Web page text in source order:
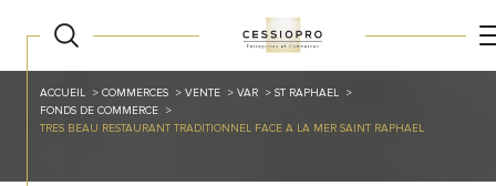
ACCUEIL COMMERCES VENTE VAR
ST RAPHAEL
FONDS DE COMMERCE
TRES BEAU RESTAURANT TRADITIONNEL FACE A LA MER SAINT RAPHAEL